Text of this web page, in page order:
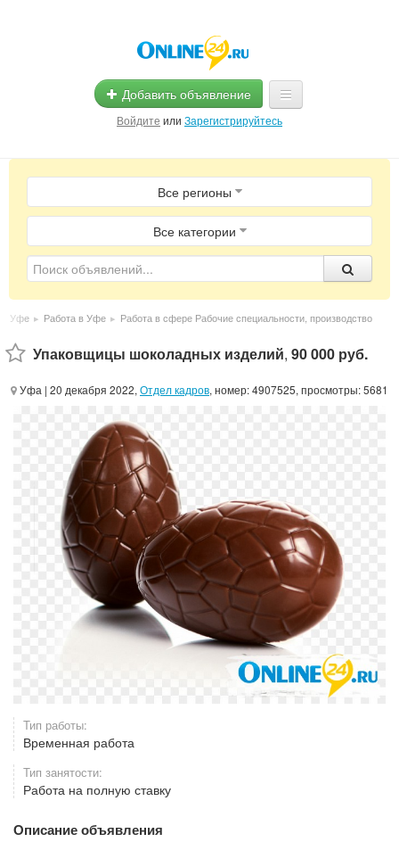
Добавить объявление
Войдите или Зарегистрируйтесь
Главная
Помощь
Услуги
Магазины
Все регионы
Все категории
в Уфе ▸ Работа в Уфе ▸ Работа в сфере Рабочие специальности, производство
Упаковщицы шоколадных изделий, 90 000 руб.
Уфа | 20 декабря 2022, Отдел кадров, номер: 4907525, просмотры: 5681
Тип работы:
Временная работа
Тип занятости:
Работа на полную ставку
Описание объявления